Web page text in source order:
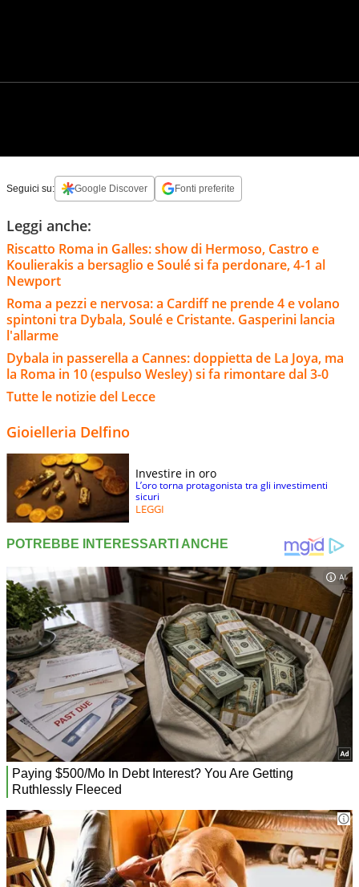
Seguici su: Google Discover Fonti preferite
Leggi anche:
Riscatto Roma in Galles: show di Hermoso, Castro e
Koulierakis a bersaglio e Soulé si fa perdonare, 4-1 al
Newport
Roma a pezzi e nervosa: a Cardiff ne prende 4 e volano
spintoni tra Dybala, Soulé e Cristante. Gasperini lancia
l'allarme
Dybala in passerella a Cannes: doppietta de La Joya, ma
la Roma in 10 (espulso Wesley) si fa rimontare dal 3-0
Tutte le notizie del Lecce
Gioielleria Delfino
Investire in oro
L’oro torna protagonista tra gli investimenti
sicuri
LEGGI